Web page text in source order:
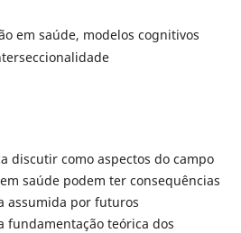
em saúde, modelos cognitivos
discutir como aspectos do campo
saúde podem ter consequências
assumida por futuros
fundamentação teórica dos